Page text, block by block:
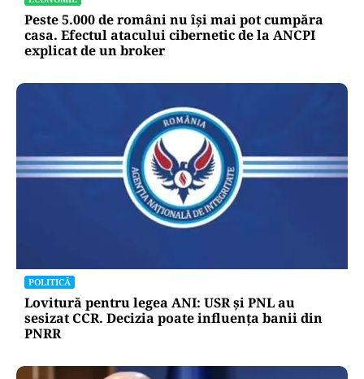
Peste 5.000 de români nu își mai pot cumpăra
casa. Efectul atacului cibernetic de la ANCPI
explicat de un broker
POLITICĂ
Lovitură pentru legea ANI: USR și PNL au
sesizat CCR. Decizia poate influența banii din
PNRR